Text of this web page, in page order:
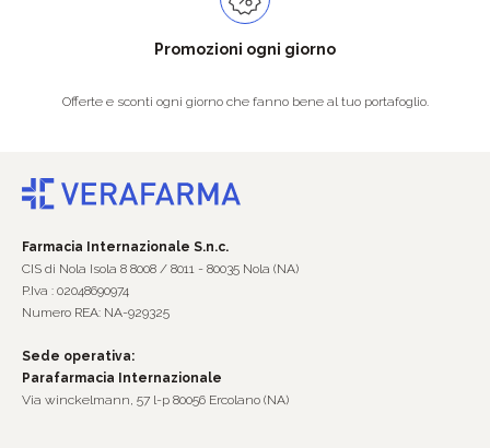
Promozioni ogni giorno
Offerte e sconti ogni giorno che fanno bene al tuo portafoglio.
Farmacia Internazionale S.n.c.
CIS di Nola Isola 8 8008 / 8011 - 80035 Nola (NA)
P.Iva : 02048690974
Numero REA: NA-929325
Sede operativa:
Parafarmacia Internazionale
Via winckelmann, 57 l-p 80056 Ercolano (NA)